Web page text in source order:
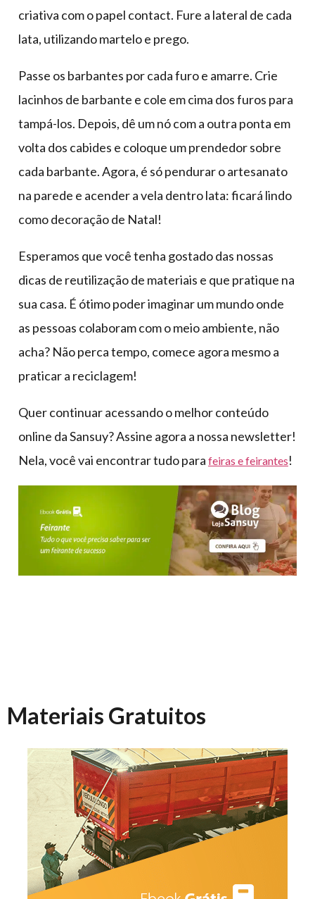
criativa com o papel contact. Fure a lateral de cada
lata, utilizando martelo e prego.
Passe os barbantes por cada furo e amarre. Crie
lacinhos de barbante e cole em cima dos furos para
tampá-los. Depois, dê um nó com a outra ponta em
volta dos cabides e coloque um prendedor sobre
cada barbante. Agora, é só pendurar o artesanato
na parede e acender a vela dentro lata: ficará lindo
como decoração de Natal!
Esperamos que você tenha gostado das nossas
dicas de reutilização de materiais e que pratique na
sua casa. É ótimo poder imaginar um mundo onde
as pessoas colaboram com o meio ambiente, não
acha? Não perca tempo, comece agora mesmo a
praticar a reciclagem!
Quer continuar acessando o melhor conteúdo
online da Sansuy? Assine agora a nossa newsletter!
Nela, você vai encontrar tudo para feiras e feirantes!
Materiais Gratuitos